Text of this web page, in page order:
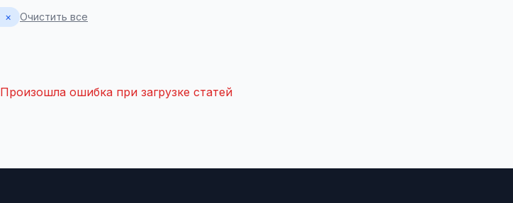
× Очистить все
Произошла ошибка при загрузке статей